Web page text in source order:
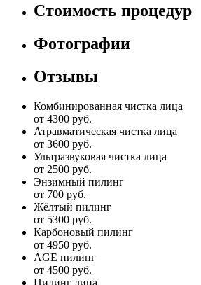
Стоимость процедур
Фотографии
Отзывы
Комбинированная чистка лица
от 4300 руб.
Атравматическая чистка лица
от 3600 руб.
Ультразвуковая чистка лица
от 2500 руб.
Энзимный пилинг
от 700 руб.
Жёлтый пилинг
от 5300 руб.
Карбоновый пилинг
от 4950 руб.
AGE пилинг
от 4500 руб.
Пилинг лица